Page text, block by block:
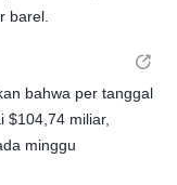
barel.
bahwa per tanggal
$104,74 miliar,
minggu